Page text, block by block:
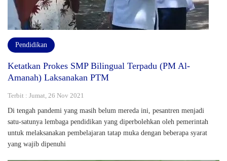
Pendidikan
Ketatkan Prokes SMP Bilingual Terpadu (PM Al-
Amanah) Laksanakan PTM
Terbit : Jumat, 26 Nov 2021
Di tengah pandemi yang masih belum mereda ini, pesantren menjadi
satu-satunya lembaga pendidikan yang diperbolehkan oleh pemerintah
untuk melaksanakan pembelajaran tatap muka dengan beberapa syarat
yang wajib dipenuhi